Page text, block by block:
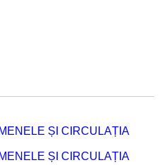
ȘI CIRCULAȚIA
ȘI CIRCULAȚIA